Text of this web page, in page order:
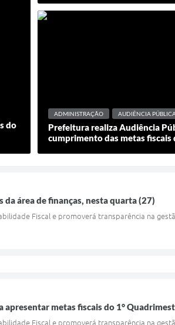
do
ADMINISTRAÇÃO AUDIÊNCIA
Prefeitura realiza Audiência
cumprimento das metas
área de finanças, nesta quarta (27)
Fiscal e promoverá transparência na
metas fiscais do 1°
Fiscal e promoverá transparência na